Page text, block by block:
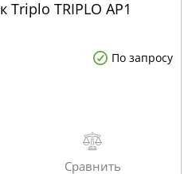
Triplo TRIPLO AP1
По запросу